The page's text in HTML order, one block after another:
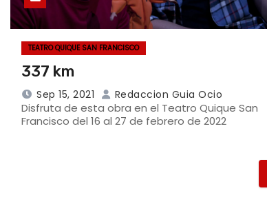
TEATRO QUIQUE SAN FRANCISCO
337 km
Sep 15, 2021 Redaccion Guia Ocio
Disfruta de esta obra en el Teatro Quique San
Francisco del 16 al 27 de febrero de 2022